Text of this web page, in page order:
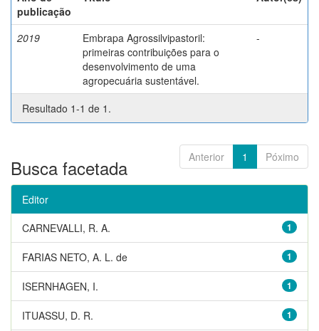
publicação
2019
Embrapa Agrossilvipastoril:
primeiras contribuições para o
desenvolvimento de uma
agropecuária sustentável.
-
Resultado 1-1 de 1.
Anterior 1 Póximo
Busca facetada
Editor
1
CARNEVALLI, R. A.
1
FARIAS NETO, A. L. de
1
ISERNHAGEN, I.
1
ITUASSU, D. R.